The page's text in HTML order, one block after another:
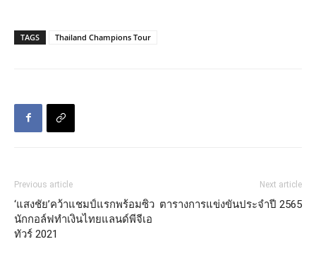
TAGS Thailand Champions Tour
Previous article
‘แสงชัย’คว้าแชมป์แรกพร้อมซิว
นักกอล์ฟทำเงินไทยแลนด์พีจีเอ
ทัวร์ 2021
Next article
ตารางการแข่งขันประจำปี 2565